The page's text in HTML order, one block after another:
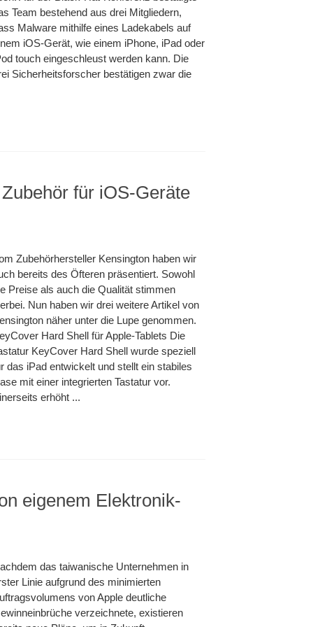
Team bestehend aus drei Mitgliedern,
Malware mithilfe eines Ladekabels auf
iOS-Gerät, wie einem iPhone, iPad oder
touch eingeschleust werden kann. Die
Sicherheitsforscher bestätigen zwar die
für iOS-Geräte
Zubehörhersteller Kensington haben wir
bereits des Öfteren präsentiert. Sowohl
Preise als auch die Qualität stimmen
Nun haben wir drei weitere Artikel von
näher unter die Lupe genommen.
Hard Shell für Apple-Tablets Die
KeyCover Hard Shell wurde speziell
das iPad entwickelt und stellt ein stabiles
mit einer integrierten Tastatur vor.
erhöht ...
eigenem Elektronik-
das taiwanische Unternehmen in
Linie aufgrund des minimierten
von Apple deutliche
verzeichnete, existieren